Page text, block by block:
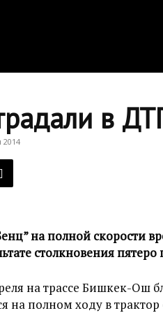
в
2014
на полной скорости
столкновения
на трассе Бишкек-Ош
на полном ходу в трактор